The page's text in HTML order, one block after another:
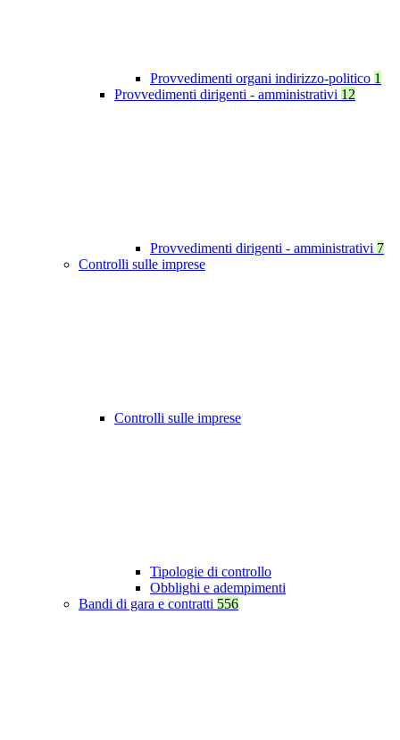
Provvedimenti organi indirizzo-politico 1
Provvedimenti dirigenti - amministrativi 12
Provvedimenti dirigenti - amministrativi 7
Controlli sulle imprese
Controlli sulle imprese
Tipologie di controllo
Obblighi e adempimenti
Bandi di gara e contratti 556